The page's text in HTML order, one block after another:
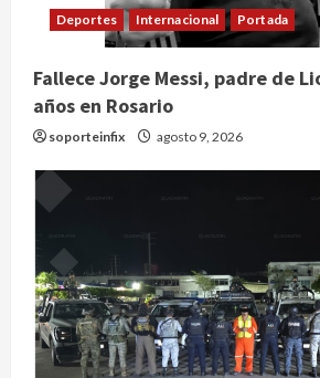
Deportes Internacional Portada
Fallece Jorge Messi, padre de
años en Rosario
soporteinfix agosto 9, 2026